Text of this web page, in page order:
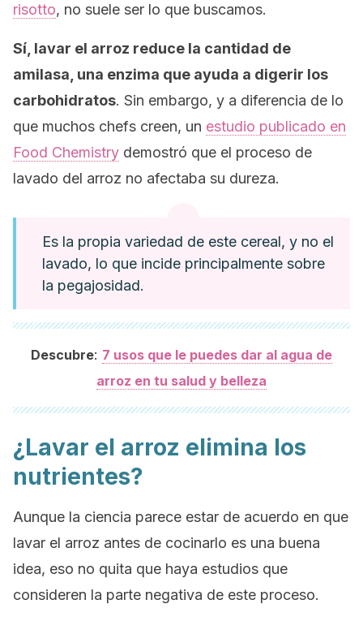
risotto, no suele ser lo que buscamos.
Sí, lavar el arroz reduce la cantidad de
amilasa, una enzima que ayuda a digerir los
carbohidratos. Sin embargo, y a diferencia de lo
que muchos chefs creen, un estudio publicado en
Food Chemistry demostró que el proceso de
lavado del arroz no afectaba su dureza.
Es la propia variedad de este cereal, y no el
lavado, lo que incide principalmente sobre
la pegajosidad.
Descubre: 7 usos que le puedes dar al agua de
arroz en tu salud y belleza
¿Lavar el arroz elimina los
nutrientes?
Aunque la ciencia parece estar de acuerdo en que
lavar el arroz antes de cocinarlo es una buena
idea, eso no quita que haya estudios que
consideren la parte negativa de este proceso.